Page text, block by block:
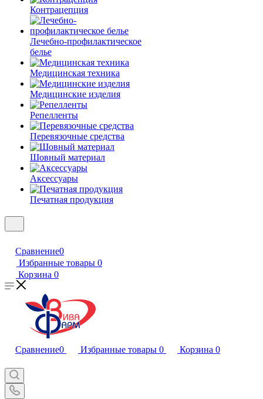
Контрацепция
Лечебно-профилактическое
белье
Медицинская техника
Медицинские изделия
Репелленты
Перевязочные средства
Шовный материал
Аксессуары
Печатная продукция
Сравнение0
Избранные товары 0
Корзина 0
Сравнение0 Избранные товары 0 Корзина 0